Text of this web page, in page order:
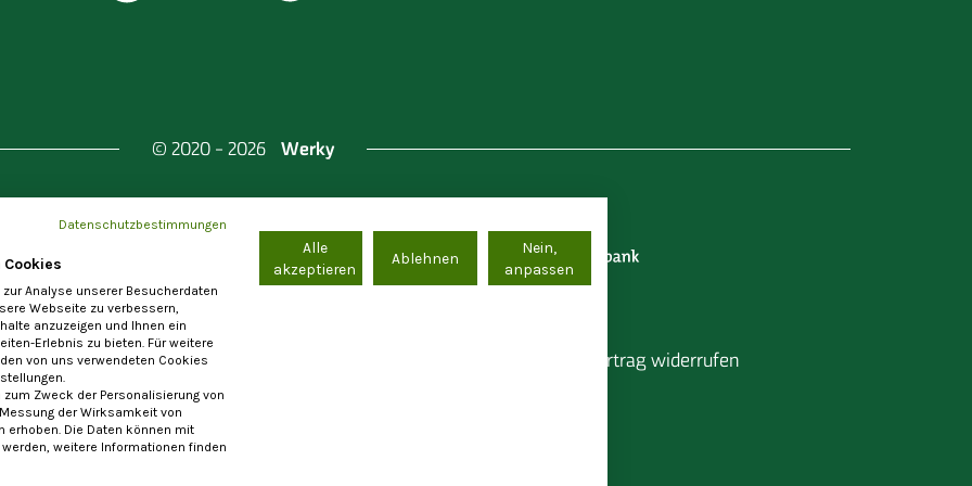
© 2020 - 2026 Werky
Berlin & Investitionsbank Berlin
Einstellungen Allgemeine Nutzungsbedingungen Vertrag widerrufen
Die Registrierung als Anbieter von Waren und Leistungen steht ausschließlich
im Sinne von § 14 BGB zur Verfügung. Ein Vertragsschluss mit Verbrauchern
Datenschutzbestimmungen
Cookies
Analyse unserer Besucherdaten
Webseite zu verbessern,
anzuzeigen und Ihnen ein
Erlebnis zu bieten. Für weitere
von uns verwendeten Cookies
zum Zweck der Personalisierung von
der Wirksamkeit von
erhoben. Die Daten können mit
werden, weitere Informationen finden
Alle
akzeptieren
Ablehnen
Nein,
anpassen